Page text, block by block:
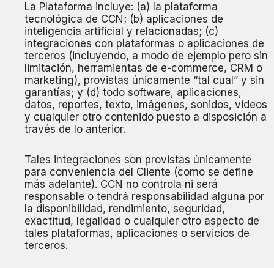
La Plataforma incluye: (a) la plataforma
tecnológica de CCN; (b) aplicaciones de
inteligencia artificial y relacionadas; (c)
integraciones con plataformas o aplicaciones de
terceros (incluyendo, a modo de ejemplo pero sin
limitación, herramientas de e-commerce, CRM o
marketing), provistas únicamente “tal cual” y sin
garantías; y (d) todo software, aplicaciones,
datos, reportes, texto, imágenes, sonidos, videos
y cualquier otro contenido puesto a disposición a
través de lo anterior.
Tales integraciones son provistas únicamente
para conveniencia del Cliente (como se define
más adelante). CCN no controla ni será
responsable o tendrá responsabilidad alguna por
la disponibilidad, rendimiento, seguridad,
exactitud, legalidad o cualquier otro aspecto de
tales plataformas, aplicaciones o servicios de
terceros.